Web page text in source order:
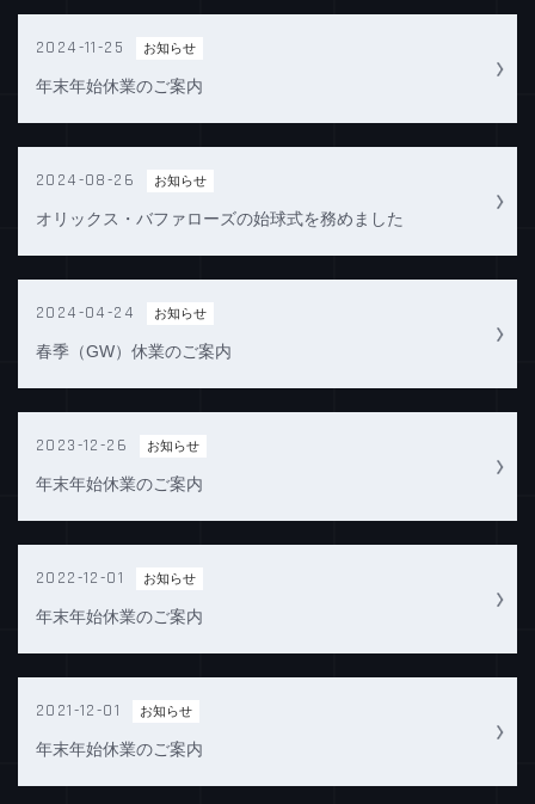
2024-11-25 お知らせ
年末年始休業のご案内
2024-08-26 お知らせ
オリックス・バファローズの始球式を務めました
2024-04-24 お知らせ
春季（GW）休業のご案内
2023-12-26 お知らせ
年末年始休業のご案内
2022-12-01 お知らせ
年末年始休業のご案内
2021-12-01 お知らせ
年末年始休業のご案内